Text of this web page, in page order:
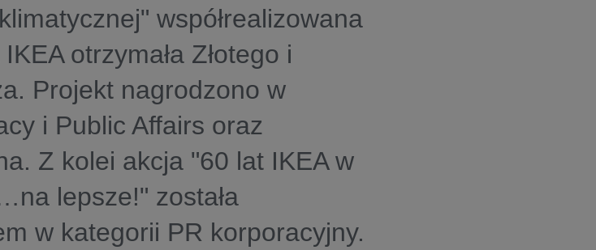
współrealizowana
otrzymała Złotego i
Projekt nagrodzono w
i Public Affairs oraz
Z kolei akcja "60 lat IKEA w
lepsze!" została
w kategorii PR korporacyjny.